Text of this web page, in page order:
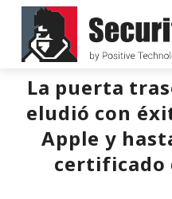
La puerta
eludió con
Apple y
certificado